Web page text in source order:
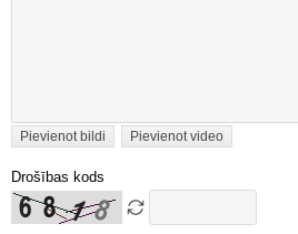
Pievienot bildi Pievienot video
Drošības kods